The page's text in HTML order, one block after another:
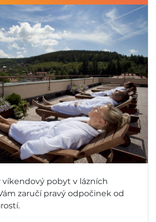
víkendový pobyt v lázních
zaručí pravý odpočinek od